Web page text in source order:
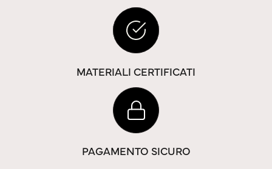
MATERIALI CERTIFICATI
PAGAMENTO SICURO